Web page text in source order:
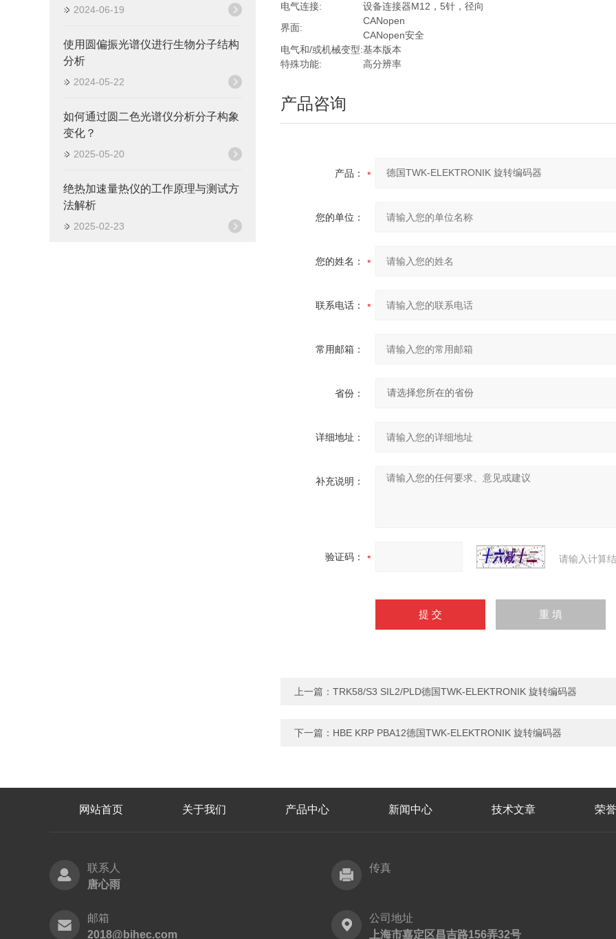
2024-06-19
使用圆偏振光谱仪进行生物分子结构
分析
2024-05-22
如何通过圆二色光谱仪分析分子构象
变化？
2025-05-20
绝热加速量热仪的工作原理与测试方
法解析
2025-02-23
电气连接:
设备连接器M12，5针，径向
界面:
CANopen
CANopen安全
电气和/或机械变型:基本版本
特殊功能:
高分辨率
产品咨询
产品：
您的单位：
您的姓名：
联系电话：
常用邮箱：
省份：
详细地址：
补充说明：
验证码： 请输入计算
上一篇： TRK58/S3 SIL2/PLD德国TWK-ELEKTRONIK 旋转编码器
下一篇： HBE KRP PBA12德国TWK-ELEKTRONIK 旋转编码器
网站首页 关于我们 产品中心 新闻中心 技术文章 荣
联系人
唐心雨
传真
邮箱
2018@bihec.com
公司地址
上海市嘉定区昌吉路156弄32号